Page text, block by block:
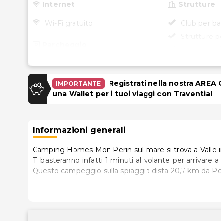
Internet
Wi-Fi gratuito
Parcheggio gratuito
Piscina e Benessere
Servizi spa in loco
Piscina per bambini
Strutture
Club per
Accessibile
IMPORTANTE
Registrati nella nostra AREA
una Wallet per i tuoi viaggi con Traventia!
Informazioni generali
Camping Homes Mon Perin sul mare si trova a
Ti basteranno infatti 1 minuti al volante per arrivare
Questo campeggio sulla spiaggia dista 20,7 km da
Regalati un soggiorno indimenticabile in una